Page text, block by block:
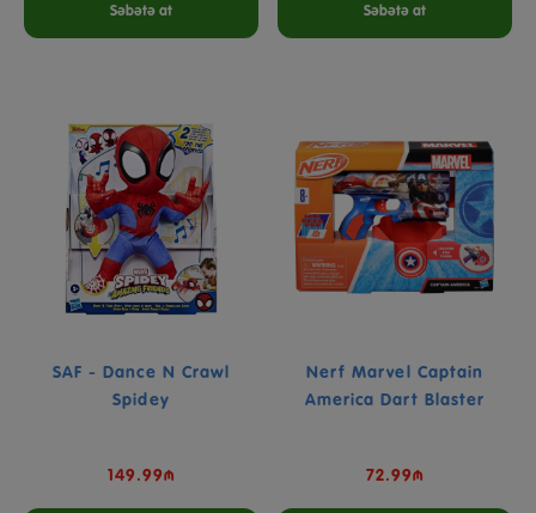
Səbətə at Səbətə at
SAF - Dance N Crawl
Spidey
149.99₼
Nerf Marvel Captain
America Dart Blaster
72.99₼